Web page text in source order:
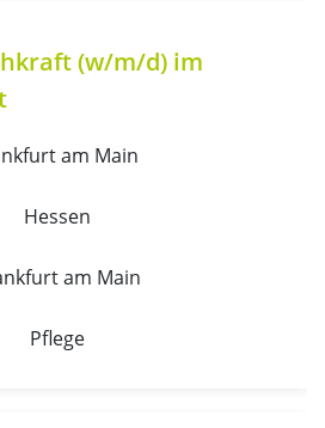
(w/m/d) im
am Main
Hessen
am Main
Pflege